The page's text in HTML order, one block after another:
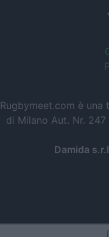
Rugbymeet.com è
di Milano Aut. Nr.
Damida